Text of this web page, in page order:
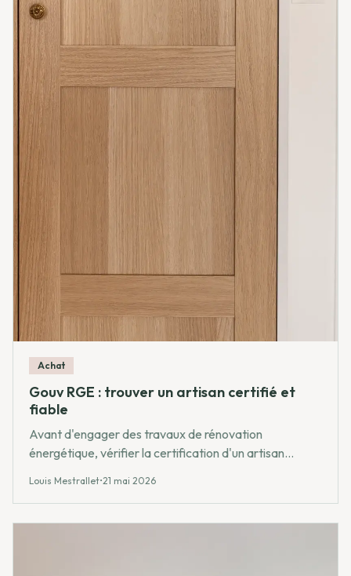
Achat
Gouv RGE : trouver un artisan certifié et
fiable
Avant d'engager des travaux de rénovation
énergétique, vérifier la certification d'un artisan
Louis Mestrallet•21 mai 2026